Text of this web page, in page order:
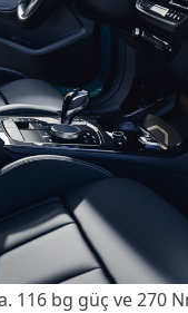
116 bg güç ve